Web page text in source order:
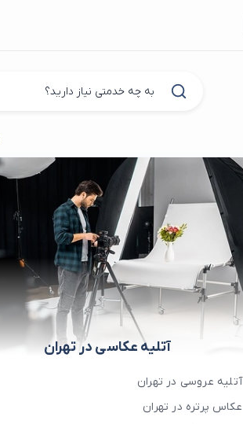
آتلیه عکاسی در تهران
آتلیه عروسی در تهران
عکاس پرتره در تهران